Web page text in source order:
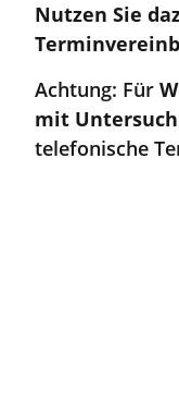
Nutzen Sie
Achtung: Für
mit
telefonische